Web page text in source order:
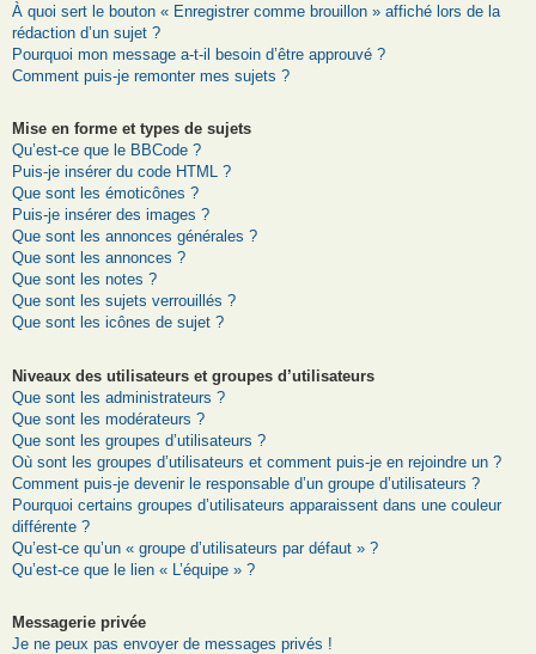
À quoi sert le bouton « Enregistrer comme brouillon » affiché lors de la
rédaction d’un sujet ?
Pourquoi mon message a-t-il besoin d’être approuvé ?
Comment puis-je remonter mes sujets ?
Mise en forme et types de sujets
Qu’est-ce que le BBCode ?
Puis-je insérer du code HTML ?
Que sont les émoticônes ?
Puis-je insérer des images ?
Que sont les annonces générales ?
Que sont les annonces ?
Que sont les notes ?
Que sont les sujets verrouillés ?
Que sont les icônes de sujet ?
Niveaux des utilisateurs et groupes d’utilisateurs
Que sont les administrateurs ?
Que sont les modérateurs ?
Que sont les groupes d’utilisateurs ?
Où sont les groupes d’utilisateurs et comment puis-je en rejoindre un ?
Comment puis-je devenir le responsable d’un groupe d’utilisateurs ?
Pourquoi certains groupes d’utilisateurs apparaissent dans une couleur
différente ?
Qu’est-ce qu’un « groupe d’utilisateurs par défaut » ?
Qu’est-ce que le lien « L’équipe » ?
Messagerie privée
Je ne peux pas envoyer de messages privés !